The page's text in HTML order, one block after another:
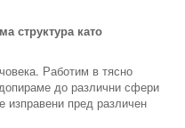
структура като
Работим в тясно
до различни сфери
изправени пред различен